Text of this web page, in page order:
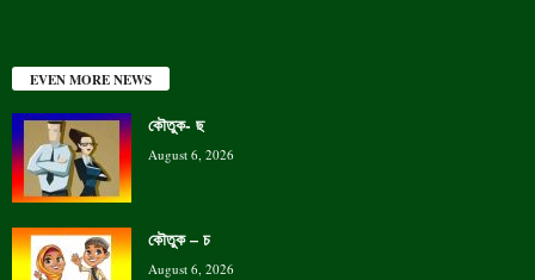
EVEN MORE NEWS
কৌতুক- ছ
August 6, 2026
কৌতুক – চ
August 6, 2026